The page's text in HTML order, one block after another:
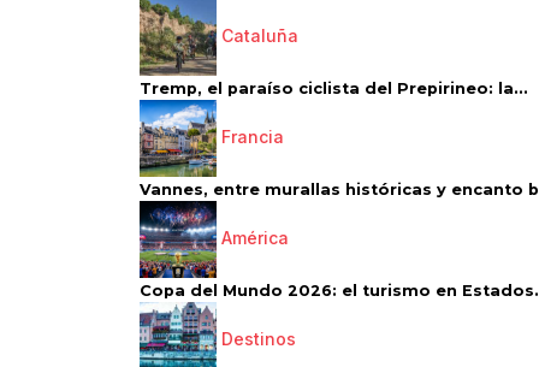
Cataluña
Tremp, el paraíso ciclista del Prepirineo: la...
Francia
Vannes, entre murallas históricas y encanto
América
Copa del Mundo 2026: el turismo en
Destinos